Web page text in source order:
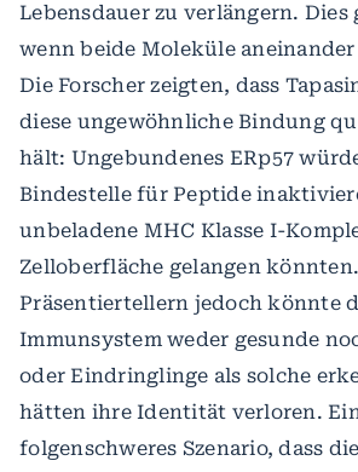
Lebensdauer zu verlängern. Dies
wenn beide Moleküle
Die Forscher zeigten, dass
diese ungewöhnliche Bindung
hält: Ungebundenes ERp57
Bindestelle für Peptide
unbeladene MHC Klasse I-
Zelloberfläche gelangen
Präsentiertellern jedoch könnte
Immunsystem weder gesunde
oder Eindringlinge als solche
hätten ihre Identität verloren.
folgenschweres Szenario, dass